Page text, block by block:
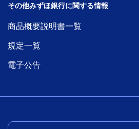
その他みずほ銀行に関する情報
商品概要説明書一覧
規定一覧
電子公告